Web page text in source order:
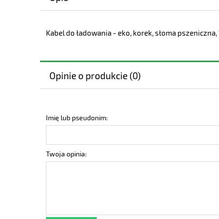
Kabel do ładowania - eko, korek, słoma
Opinie o produkcie (0)
Imię lub pseudonim:
Twoja opinia: